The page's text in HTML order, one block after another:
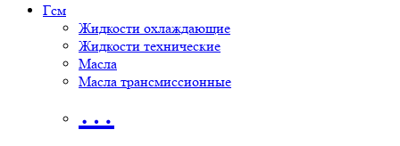
Гсм
Жидкости охлаждающие
Жидкости технические
Масла
Масла трансмиссионные
…